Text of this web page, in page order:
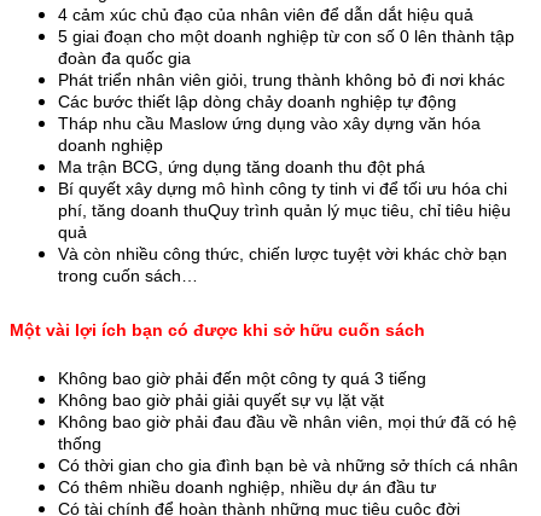
4 cảm xúc chủ đạo của nhân viên để dẫn dắt hiệu quả
5 giai đoạn cho một doanh nghiệp từ con số 0 lên thành tập
đoàn đa quốc gia
Phát triển nhân viên giỏi, trung thành không bỏ đi nơi khác
Các bước thiết lập dòng chảy doanh nghiệp tự động
Tháp nhu cầu Maslow ứng dụng vào xây dựng văn hóa
doanh nghiệp
Ma trận BCG, ứng dụng tăng doanh thu đột phá
Bí quyết xây dựng mô hình công ty tinh vi để tối ưu hóa chi
phí, tăng doanh thuQuy trình quản lý mục tiêu, chỉ tiêu hiệu
quả
Và còn nhiều công thức, chiến lược tuyệt vời khác chờ bạn
trong cuốn sách…
Một vài lợi ích bạn có được khi sở hữu cuốn sách
Không bao giờ phải đến một công ty quá 3 tiếng
Không bao giờ phải giải quyết sự vụ lặt vặt
Không bao giờ phải đau đầu về nhân viên, mọi thứ đã có hệ
thống
Có thời gian cho gia đình bạn bè và những sở thích cá nhân
Có thêm nhiều doanh nghiệp, nhiều dự án đầu tư
Có tài chính để hoàn thành những mục tiêu cuộc đời